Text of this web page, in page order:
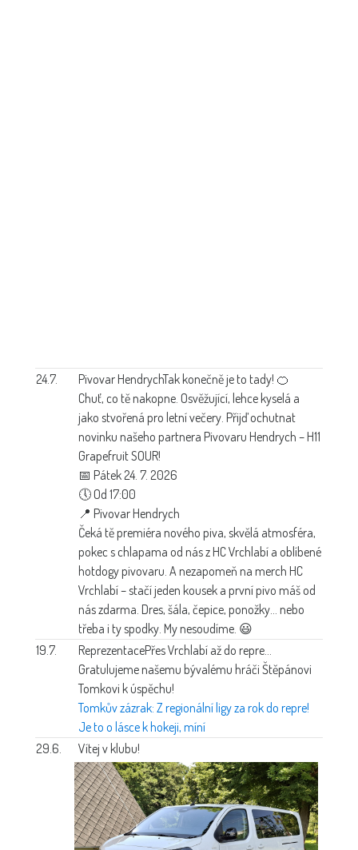
24.7. Pivovar HendrychTak konečně je to tady! 🍊
Chuť, co tě nakopne. Osvěžující, lehce kyselá a
jako stvořená pro letní večery. Přijď ochutnat
novinku našeho partnera Pivovaru Hendrych – H11
Grapefruit SOUR!
📅 Pátek 24. 7. 2026
🕔 Od 17:00
📍 Pivovar Hendrych
Čeká tě premiéra nového piva, skvělá atmosféra,
pokec s chlapama od nás z HC Vrchlabí a oblíbené
hotdogy pivovaru. A nezapomeň na merch HC
Vrchlabí – stačí jeden kousek a první pivo máš od
nás zdarma. Dres, šála, čepice, ponožky… nebo
třeba i ty spodky. My nesoudíme. 😃
19.7.
ReprezentacePřes Vrchlabí až do repre…
Gratulujeme našemu bývalému hráči Štěpánovi
Tomkovi k úspěchu!
Tomkův zázrak: Z regionální ligy za rok do repre!
Je to o lásce k hokeji, míní
29.6.
Vítej v klubu!